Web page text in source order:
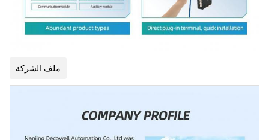
ملف الشركة